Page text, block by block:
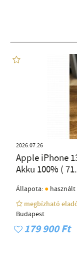
2026.07.26
Apple iPhone
Akku 100% (
Állapota: ● használt
megbízható
Budapest
179 900 Ft